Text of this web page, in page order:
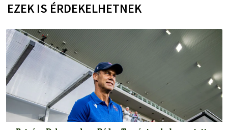
EZEK IS ÉRDEKELHETNEK